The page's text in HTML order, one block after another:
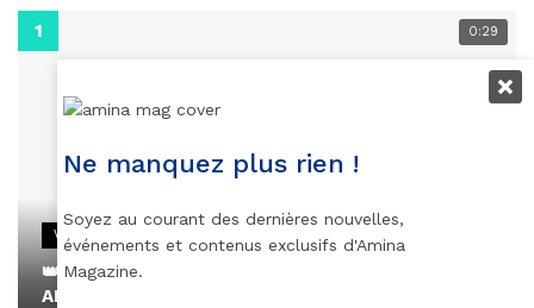
0:29
VIDEOS
👑 Remerciements à Ayden pour son message sur
AMINA, le Magazine de la Femme
Ne manquez plus rien !
Soyez au courant des dernières nouvelles,
événements et contenus exclusifs d'Amina
Magazine.